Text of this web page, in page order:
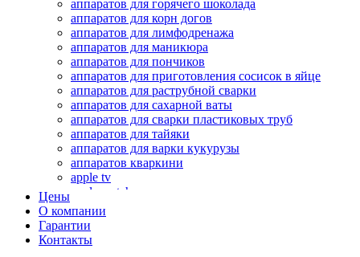
аппаратов для горячего шоколада
аппаратов для корн догов
аппаратов для лимфодренажа
аппаратов для маникюра
аппаратов для пончиков
аппаратов для приготовления сосисок в яйце
аппаратов для раструбной сварки
аппаратов для сахарной ваты
аппаратов для сварки пластиковых труб
аппаратов для тайяки
аппаратов для варки кукурузы
аппаратов кваркини
apple tv
apple watch
аромадиффузоров
аромастанций
ароматизаторов воздуха
аудиоплееров
Цены
О компании
Гарантии
Контакты